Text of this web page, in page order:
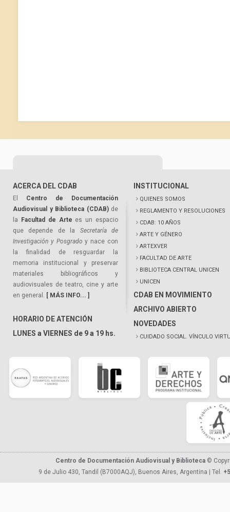
ACERCA DEL CDAB
El Centro de Documentación
Audiovisual y Biblioteca (CDAB)de
la
Facultad de Arte es un espacio
que depende de la Secretaría de
Investigación y Posgrado y nace con
la finalidad de resguardar la
memoria institucional y preservar
materiales bibliográficos y
audiovisuales de teatro, cine y arte
en general. [ MÁS INFO... ]
HORARIO DE ATENCIÓN
LUNES a VIERNES de 9 a 19 hs.
INSTITUCIONAL
QUIENES SOMOS
REGLAMENTO Y RESOLUCIONES
CDAB: 10 AÑOS
ARTE Y GÉNERO
ARTEXVER
FACULTAD DE ARTE
BIBLIOTECA CENTRAL UNICEN
UNICEN
CDAB EN MOVIMIENTO
ARCHIVO ABIERTO
NOVEDADES
CUIDADO SOCIAL. VÍNCULO
Centro de Documentación Audiovisual y Biblioteca ©
9 de Julio 430, Tandil (B7000AQJ), Buenos Aires, Argentina | Tel.